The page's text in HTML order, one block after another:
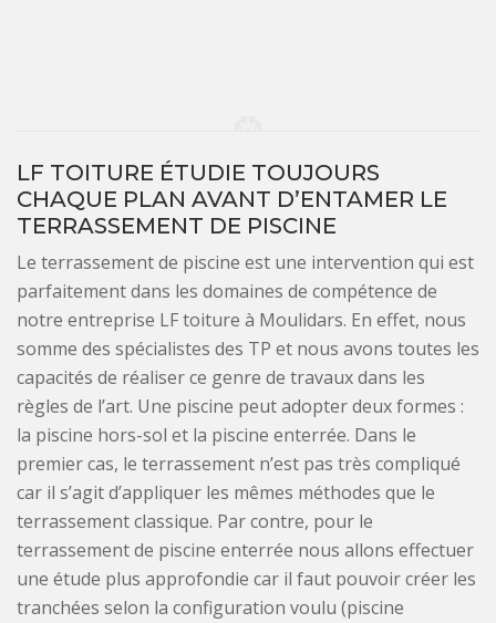
LF TOITURE ÉTUDIE TOUJOURS
CHAQUE PLAN AVANT D’ENTAMER LE
TERRASSEMENT DE PISCINE
Le terrassement de piscine est une intervention qui est
parfaitement dans les domaines de compétence de
notre entreprise LF toiture à Moulidars. En effet, nous
somme des spécialistes des TP et nous avons toutes les
capacités de réaliser ce genre de travaux dans les
règles de l’art. Une piscine peut adopter deux formes :
la piscine hors-sol et la piscine enterrée. Dans le
premier cas, le terrassement n’est pas très compliqué
car il s’agit d’appliquer les mêmes méthodes que le
terrassement classique. Par contre, pour le
terrassement de piscine enterrée nous allons effectuer
une étude plus approfondie car il faut pouvoir créer les
tranchées selon la configuration voulu (piscine